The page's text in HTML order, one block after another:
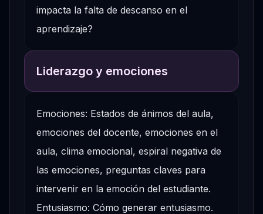
impacta la falta de descanso en el
aprendizaje?
Liderazgo y emociones
Emociones: Estados de ánimos del aula,
emociones del docente, emociones en el
aula, clima emocional, espiral negativa de
las emociones, preguntas claves para
intervenir en la emoción del estudiante.
Entusiasmo: Cómo generar entusiasmo.